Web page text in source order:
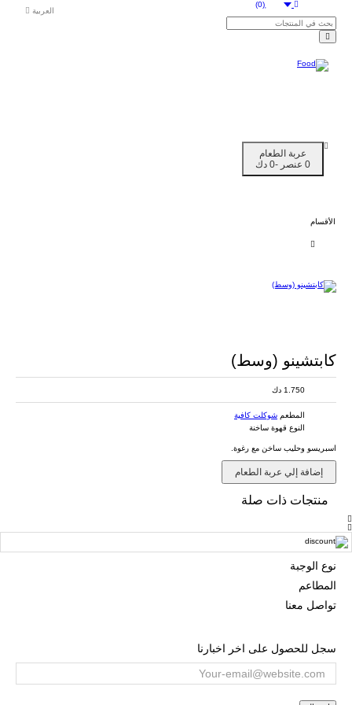
العربية
(0)
عربة الطعام
0 عنصر -0 دك
الأقسام
كابتشينو (وسط)
1.750 دك
المطعم شوكلت كافية
النوع قهوة ساخنة
اسبريسو وحليب ساخن مع رغوة.
إضافة إلي عربة الطعام
منتجات ذات صلة
نوع الوجبة
المطاعم
تواصل معنا
سجل للحصول على اخر اخبارنا